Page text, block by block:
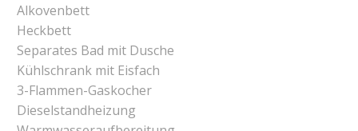
Alkovenbett
Heckbett
Separates Bad mit Dusche
Kühlschrank mit Eisfach
3-Flammen-Gaskocher
Dieselstandheizung